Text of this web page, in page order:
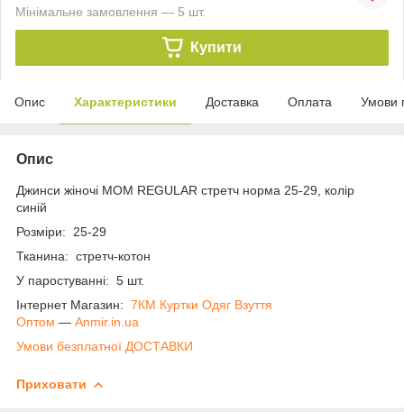
Мінімальне замовлення — 5 шт.
Купити
Опис Характеристики Доставка Оплата Умови
Опис
Джинси жіночі MOM REGULAR стретч норма 25-29, колір
синій
Розміри: 25-29
Тканина: стретч-котон
У паростуванні: 5 шт.
Інтернет Магазин: 7КМ Куртки Одяг Взуття
Оптом ― Anmir.in.ua
Умови безплатної ДОСТАВКИ
Приховати